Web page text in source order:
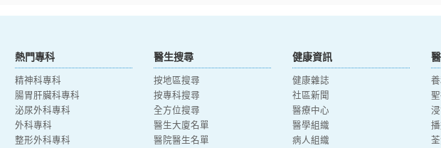
熱門專科
精神科專科
腸胃肝臟科專科
泌尿外科專科
外科專科
整形外科專科
醫生搜尋
按地區搜尋
按專科搜尋
全方位搜尋
醫生大廈名單
醫院醫生名單
健康資訊
健康雜誌
社區新聞
醫療中心
醫學組織
病人組織